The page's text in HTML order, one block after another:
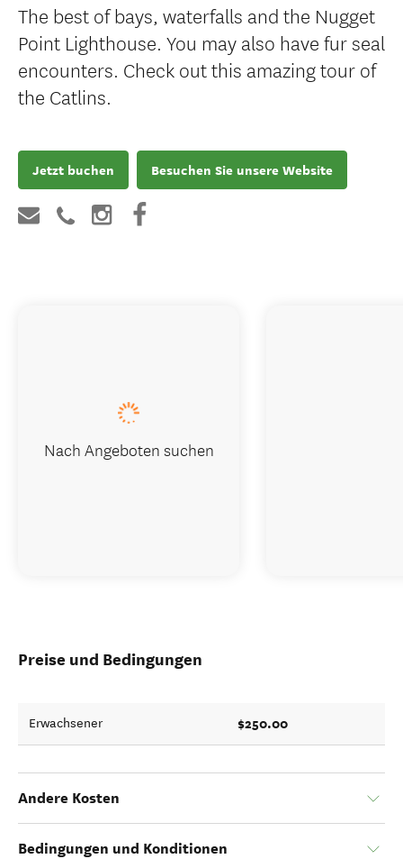
The best of bays, waterfalls and the Nugget
Point Lighthouse. You may also have fur seal
encounters. Check out this amazing tour of
the Catlins.
Jetzt buchen Besuchen Sie unsere Website
Preise und Bedingungen
Erwachsener $250.00
Andere Kosten
Bedingungen und Konditionen
Nach Angeboten suchen